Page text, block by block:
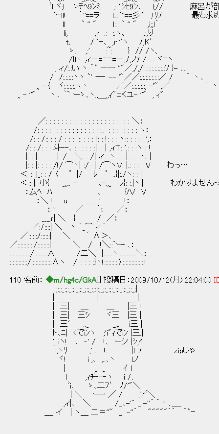
ﾞl ヾ;l :'ｨﾃﾍ9ﾝﾐ ,: ',ｼﾋ9ﾝ､ l;// 麻呂が部
`ｰll! ｀''==ヲ' l:.:^''==彡'" ,!ﾘﾉ 最も求める
ll ` '' " l:.:.:` '' " ,i;;l´
li, ,r .: :.ヽ､ ,:,り
t、 / ﾞｰ､ ,r 'ﾞヽ /,K′
ゝ、 ,:' :~: } // /ヽ、
/{lヽ ,ィ＝=ﾆﾆ=＝,ﾉ,ノ7 /:.:.:.:ヾﾆヽ
, ィ/:.:い ヽ ｀` ー一 ''"／,/,/:.:.:.:.:.:.:.:ｿ }- ､、
/ /:.:.:.:ヽヽ `' ー‐ -- '"／／:.:.:.:.:.:.:／ / ｀ 丶､
,, - { ヾ:.:.:.:.ヽ丶 ／／:.:.:.:.:, -'" ,／ ｀ 丶
,, - ''" 丶､ ｀` ーゝ､ヽ.,＿,,ｨ"ェくユ- ''" , ｨ"
. ／: : : : : : : : : : : : : : : : : : : : : : ＼：
/: : : : : : : : : : : : : : : : :.、: : : : : : : : ヽ：
. /: : /:: : : / : : : !:: : : : !: : !: : : ヽ:: : : : : ',：
/: : /: : : 斗--､ :|: : : : :|: : | ,ィＴ: ',: : :ヽ : !
|: : |: : : : : |: / ＼: : /|:.ィ: :ヽ: : :.|.: : : ﾄ､:|
|: : |: : : : /!/ ⌒ヽ| :/ |:./⌒ヽＶ: |.: : : | V わっ…
＜ : ｣_: : / 〈 ﾟ |/ ﾚ ﾟ ..}|:./ヽ: : |
＜:: |. 小{ _,,.. - ､-.,_ ﾚ{: :.|ヽ:| わかりません
：厶ﾍ ﾊ ､ {ﾊ/ V
：＼_! u ＿ ' !：
：ヽ ／ ｀t ／：
___,ｒ| ＼ { / ／：
／:/::::| ＼ ヽ ｀_⌒ ィ ´
／::::::/::::::| ＼ ´ ∧＞､
／:::::::::::/::::::::| ＼ / !＼::`ｰ- ､：
::::::::::::::/:::::::::∧ /二＼ |::::::ヽ::::::::::::＼：
::::::::::::/::::::::::::::∧ヽ /: : : : :}ヽ!::::::::::〉:::::::::::::::!
110 名前： ◆m/hg4c/GkA[] 投稿日：2009/10/12(月) 22:04:00
|;:;:_:;:_:;:_:;:_;:;_:;:l:;_;:_:;:_:;:_:;:_;:_;|
| 三| ＿ ＿ |三 !
| 三| 三ｼ ヾ三 |三 |
| 三′ .._ _,,.. i三 |
ト､ﾆ| <でiﾝヽ ;'i"ｨでiﾝ |三.|
', iヽ! ､ ‐' / !､ ーシ |ｼ,ｲ
i,ヽﾘ ,' : !. |ｆ ﾉ zipじゃ
ヾ! i ,､ ,..､ヽ lノ
| _ _ ｲ l
l ,ｨﾁ‐-‐ヽ i /、
ﾞi､ ゝ､二ﾌ′ ﾉ/'"＼
| ＼ ｰ一 ／ / _,ﾝ'ﾞ＼
,ィ|､ ＼ /_,､-'" _,.-''´ ｀丶､＿_
＿, イ | ヽ＿ 二＝''" _,. -''´ """""´´ ｀`ｰ